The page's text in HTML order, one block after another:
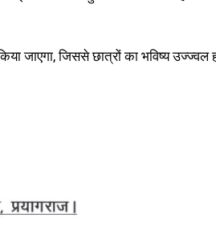
जाएगा, जिससे छात्रों का भविष्य उज्ज्वल